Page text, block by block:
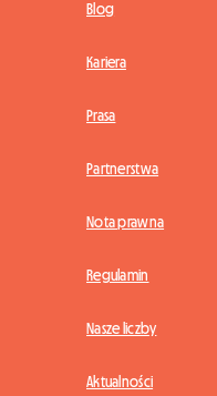
Blog
Kariera
Prasa
Partnerstwa
Nota prawna
Regulamin
Nasze liczby
Aktualności